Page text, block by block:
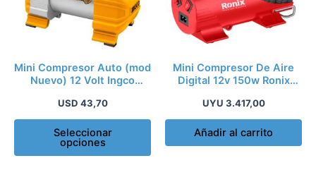
Mini Compresor Auto (mod
Nuevo) 12 Volt Ingco
USD 43,70
Seleccionar
opciones
opciones
Mini Compresor De Aire
Digital 12v 150w Ronix
UYU 3.417,00
Añadir al carrito